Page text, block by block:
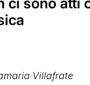
ci sono atti
Villafrate